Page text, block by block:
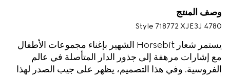
وصف المنتج
Style ‎718772 XJE3J 4780
يستمر شعار Horsebit الشهير بإغناء مجموعات الأطفال
مع إشارات مرهفة إلى جذور الدار المتأصلة في عالم
الفروسية. وفي هذا التصميم، يظهر على جيب الصدر لهذا